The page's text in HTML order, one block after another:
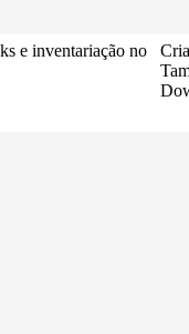
e inventariação no